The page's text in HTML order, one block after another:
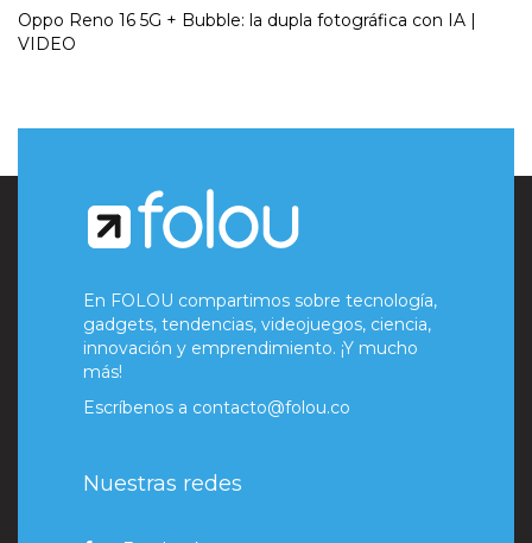
Oppo Reno 16 5G + Bubble: la dupla fotográfica con IA |
VIDEO
En FOLOU compartimos sobre tecnología,
gadgets, tendencias, videojuegos, ciencia,
innovación y emprendimiento. ¡Y mucho
más!
Escríbenos a contacto@folou.co
Nuestras redes